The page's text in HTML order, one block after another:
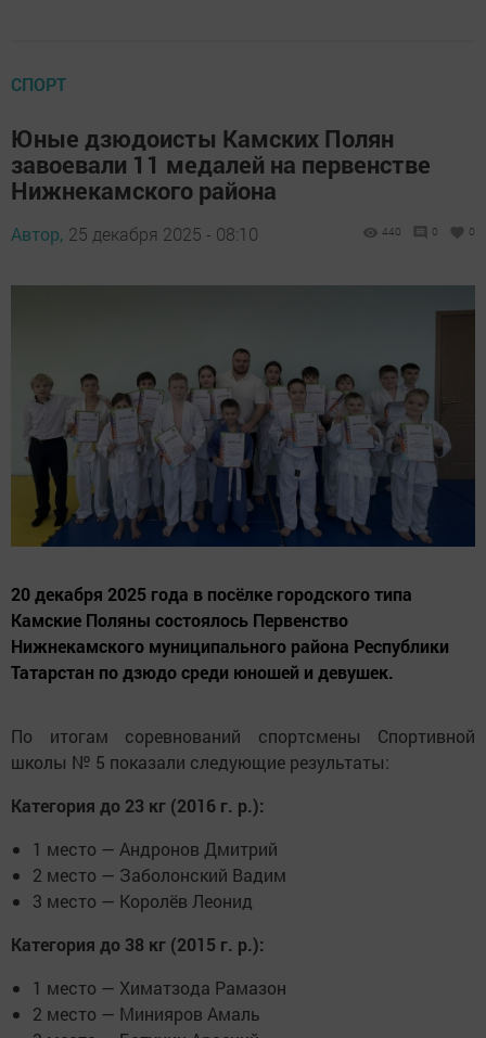
СПОРТ
Юные дзюдоисты Камских Полян
завоевали 11 медалей на первенстве
Нижнекамского района
Автор, 25 декабря 2025 - 08:10 440 0 0
20 декабря 2025 года в посёлке городского типа
Камские Поляны состоялось Первенство
Нижнекамского муниципального района Республики
Татарстан по дзюдо среди юношей и девушек.
По итогам соревнований спортсмены Спортивной
школы № 5 показали следующие результаты:
Категория до 23 кг (2016 г. р.):
1 место — Андронов Дмитрий
2 место — Заболонский Вадим
3 место — Королёв Леонид
Категория до 38 кг (2015 г. р.):
1 место — Химатзода Рамазон
2 место — Минияров Амаль